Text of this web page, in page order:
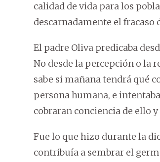
calidad de vida para los
descarnadamente el fracaso
El padre Oliva predicaba
No desde la percepción o la
sabe si mañana tendrá qué
persona humana, e
cobraran conciencia de ello
Fue lo que hizo durante la
contribuía a sembrar el